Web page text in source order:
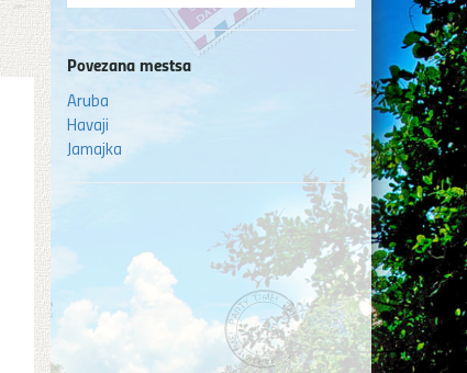
Povezana mestsa
Aruba
Havaji
Jamajka